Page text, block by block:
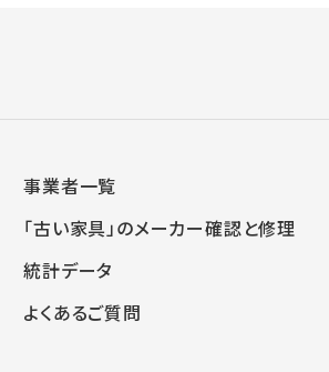
事業者一覧
「古い家具」のメーカー確認と修理
統計データ
よくあるご質問